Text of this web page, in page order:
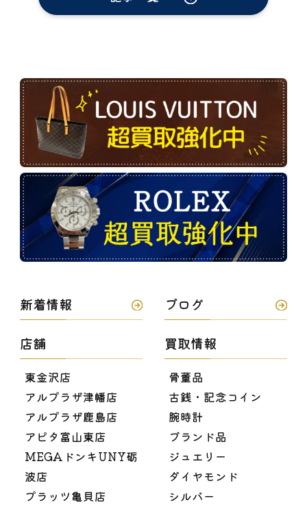
新着情報 ブログ
店舗
東金沢店
アルプラザ津幡店
アルプラザ鹿島店
アピタ富山東店
MEGAドンキUNY砺
波店
プラッツ亀貝店
買取情報
骨董品
古銭・記念コイン
腕時計
ブランド品
ジュエリー
ダイヤモンド
シルバー